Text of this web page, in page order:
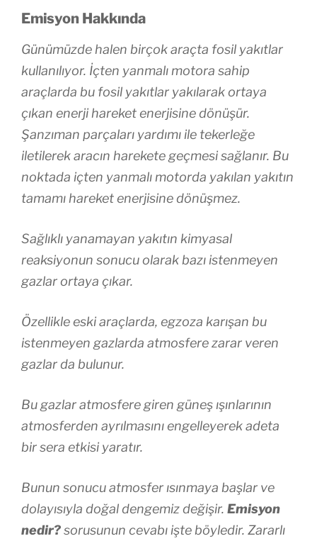
Emisyon Hakkında
Günümüzde halen birçok araçta fosil yakıtlar
kullanılıyor. İçten yanmalı motora sahip
araçlarda bu fosil yakıtlar yakılarak ortaya
çıkan enerji hareket enerjisine dönüşür.
Şanzıman parçaları yardımı ile tekerleğe
iletilerek aracın harekete geçmesi sağlanır. Bu
noktada içten yanmalı motorda yakılan yakıtın
tamamı hareket enerjisine dönüşmez.
Sağlıklı yanamayan yakıtın kimyasal
reaksiyonun sonucu olarak bazı istenmeyen
gazlar ortaya çıkar.
Özellikle eski araçlarda, egzoza karışan bu
istenmeyen gazlarda atmosfere zarar veren
gazlar da bulunur.
Bu gazlar atmosfere giren güneş ışınlarının
atmosferden ayrılmasını engelleyerek adeta
bir sera etkisi yaratır.
Bunun sonucu atmosfer ısınmaya başlar ve
dolayısıyla doğal dengemiz değişir. Emisyon
nedir?sorusunun cevabı işte böyledir. Zararlı